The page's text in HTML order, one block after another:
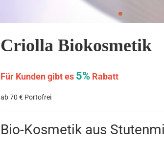
Criolla Biokosmetik
Für Kunden gibt es 5% Rabatt
ab 70 € Portofrei
Bio-Kosmetik aus